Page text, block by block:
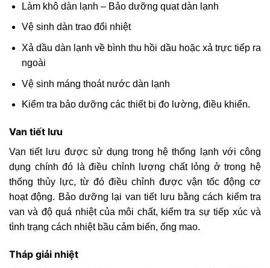
Làm khô dàn lạnh – Bảo dưỡng quạt dàn lạnh
Vệ sinh dàn trao đổi nhiệt
Xả dầu dàn lạnh về bình thu hồi dầu hoặc xả trực tiếp ra
ngoài
Vệ sinh máng thoát nước dàn lạnh
Kiểm tra bảo dưỡng các thiết bị đo lường, điều khiển.
Van tiết lưu
Van tiết lưu được sử dụng trong hệ thống lạnh với công
dụng chính đó là điều chỉnh lượng chất lỏng ở trong hệ
thống thủy lực, từ đó điều chỉnh được vận tốc động cơ
hoạt động. Bảo dưỡng lại van tiết lưu bằng cách kiểm tra
van và độ quá nhiệt của môi chất, kiểm tra sự tiếp xúc và
tình trạng cách nhiệt bầu cảm biến, ống mao.
Tháp giải nhiệt